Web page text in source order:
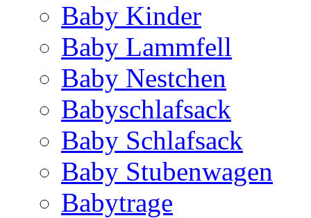
Baby Kinder
Baby Lammfell
Baby Nestchen
Babyschlafsack
Baby Schlafsack
Baby Stubenwagen
Babytrage